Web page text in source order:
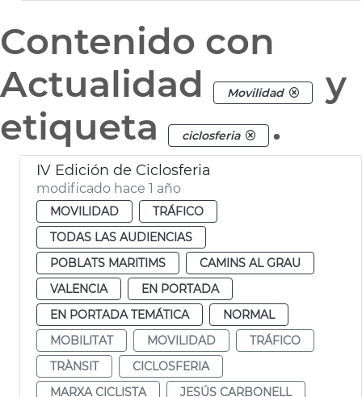
Contenido con
Actualidad
Movilidad
y
etiqueta
ciclosferia .
IV Edición de Ciclosferia
modificado hace 1 año
MOVILIDAD
TRÁFICO
TODAS LAS AUDIENCIAS
POBLATS MARITIMS
CAMINS AL GRAU
VALENCIA
EN PORTADA
EN PORTADA TEMÁTICA
NORMAL
MOBILITAT
MOVILIDAD
TRÁFICO
TRÀNSIT
CICLOSFERIA
MARXA CICLISTA
JESÚS CARBONELL